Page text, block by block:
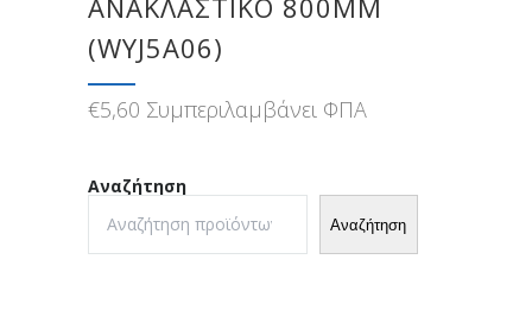
ΑΝΑΚΛΑΣΤΙΚΟ 800MM
(WYJ5A06)
€5,60 Συμπεριλαμβάνει ΦΠΑ
Αναζήτηση
Αναζήτηση